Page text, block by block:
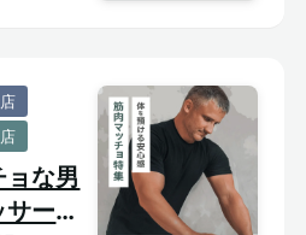
な男
ージ